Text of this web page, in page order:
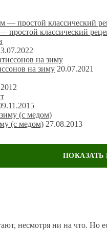
классический
на зиму 20.07.2021
(с медом) 27.08.2013
поля помечены
несмотря ни на что.